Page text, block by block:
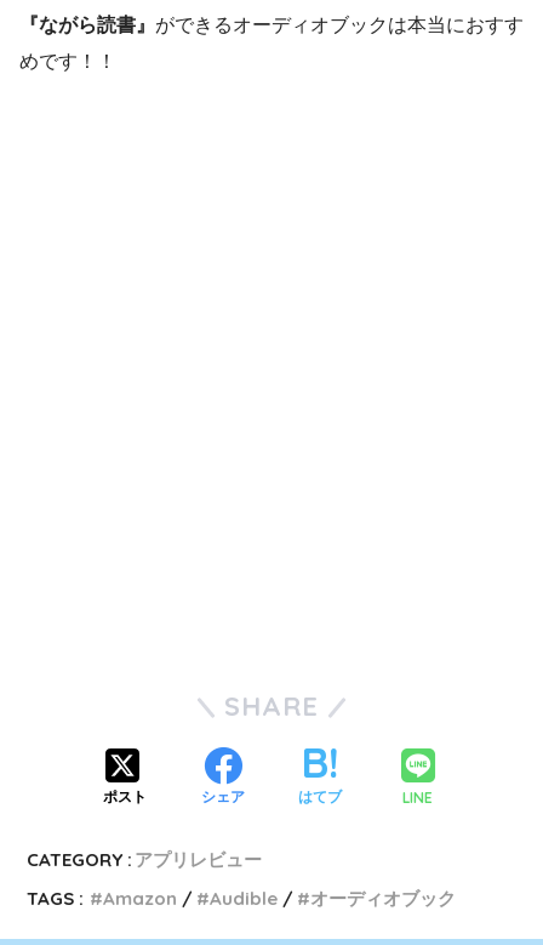
『ながら読書』 ができるオーディオブックは本当におすす
めです！！
SHARE
ポスト シェア はてブ LINE
CATEGORY : アプリレビュー
TAGS :
Amazon Audible オーディオブック